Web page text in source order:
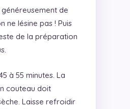
de
ne lésine pas ! Puis
de la préparation
à 55 minutes. La
couteau doit
Laisse refroidir